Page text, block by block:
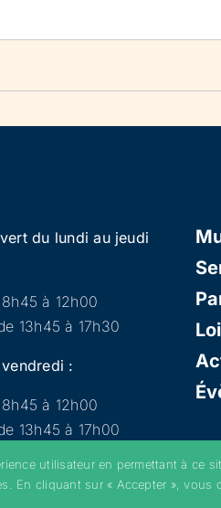
du lundi au jeudi
à 12h00
13h45 à 17h30
:
à 12h00
13h45 à 17h00
réservés –Mentions légales–
utilisateur en permettant à ce
En cliquant sur « Accepter », vous